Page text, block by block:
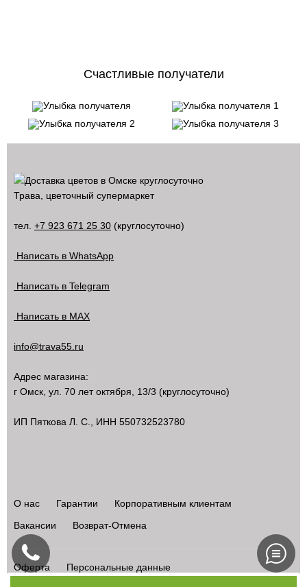
Счастливые получатели
Трава, цветочный супермаркет
тел. +7 923 671 25 30 (круглосуточно)
Написать в WhatsApp
Написать в Telegram
Написать в MAX
info@trava55.ru
Адрес магазина:
г Омск ул. 70 лет октября, 13/3 (круглосуточно)
ИП Пяткова Л. С., ИНН 550732523780
О нас Гарантии
Корпоративным клиентам
Вакансии
Возврат-Отмена
Оферта
Персональные данные